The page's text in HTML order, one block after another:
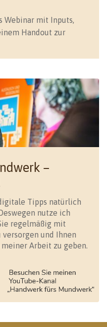
Webinar mit Inputs,
Handout zur
–
Tipps natürlich
nutze ich
regelmäßig mit
und Ihnen
Arbeit zu geben.